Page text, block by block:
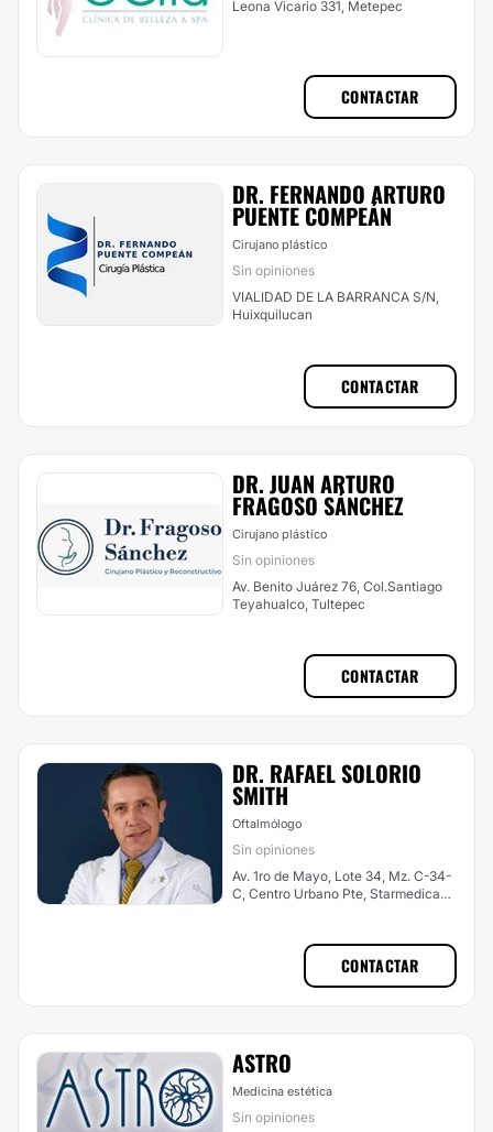
Leona Vicario 331, Metepec
CONTACTAR
DR. FERNANDO ARTURO
PUENTE COMPEÁN
Cirujano plástico
Sin opiniones
VIALIDAD DE LA BARRANCA S/N,
Huixquilucan
CONTACTAR
DR. JUAN ARTURO
FRAGOSO SÁNCHEZ
Cirujano plástico
Sin opiniones
Av. Benito Juárez 76, Col.Santiago
Teyahualco, Tultepec
CONTACTAR
DR. RAFAEL SOLORIO
SMITH
Oftalmólogo
Sin opiniones
Av. 1ro de Mayo, Lote 34, Mz. C-34-
C, Centro Urbano Pte, Starmedica
CONTACTAR
ASTRO
Medicina estética
Sin opiniones